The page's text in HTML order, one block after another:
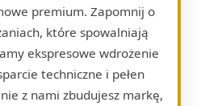
premium. Zapomnij o
które spowalniają
ekspresowe wdrożenie
techniczne i pełen
z nami zbudujesz markę,